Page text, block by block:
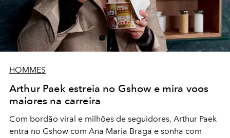
HOMMES
Arthur Paek estreia no Gshow e mira voos
maiores na carreira
Com bordão viral e milhões de seguidores, Arthur Paek
entra no Gshow com Ana Maria Braga e sonha com